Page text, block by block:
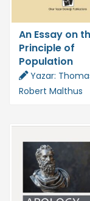
An Essay on
Principle of
Population
Yazar:
Robert Malthus